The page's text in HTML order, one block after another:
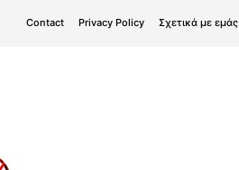
Contact Privacy Policy Σχετικά με εμάς